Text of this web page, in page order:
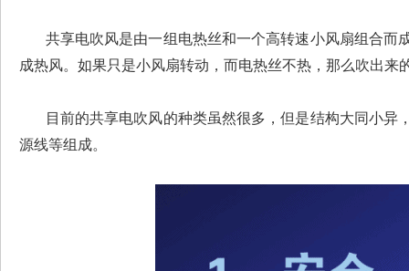
共享电吹风是由一组电热丝和一个高转速小风扇组合而
成热风。如果只是小风扇转动，而电热丝不热，那么吹出来
目前的共享电吹风的种类虽然很多，但是结构大同小异
源线等组成。